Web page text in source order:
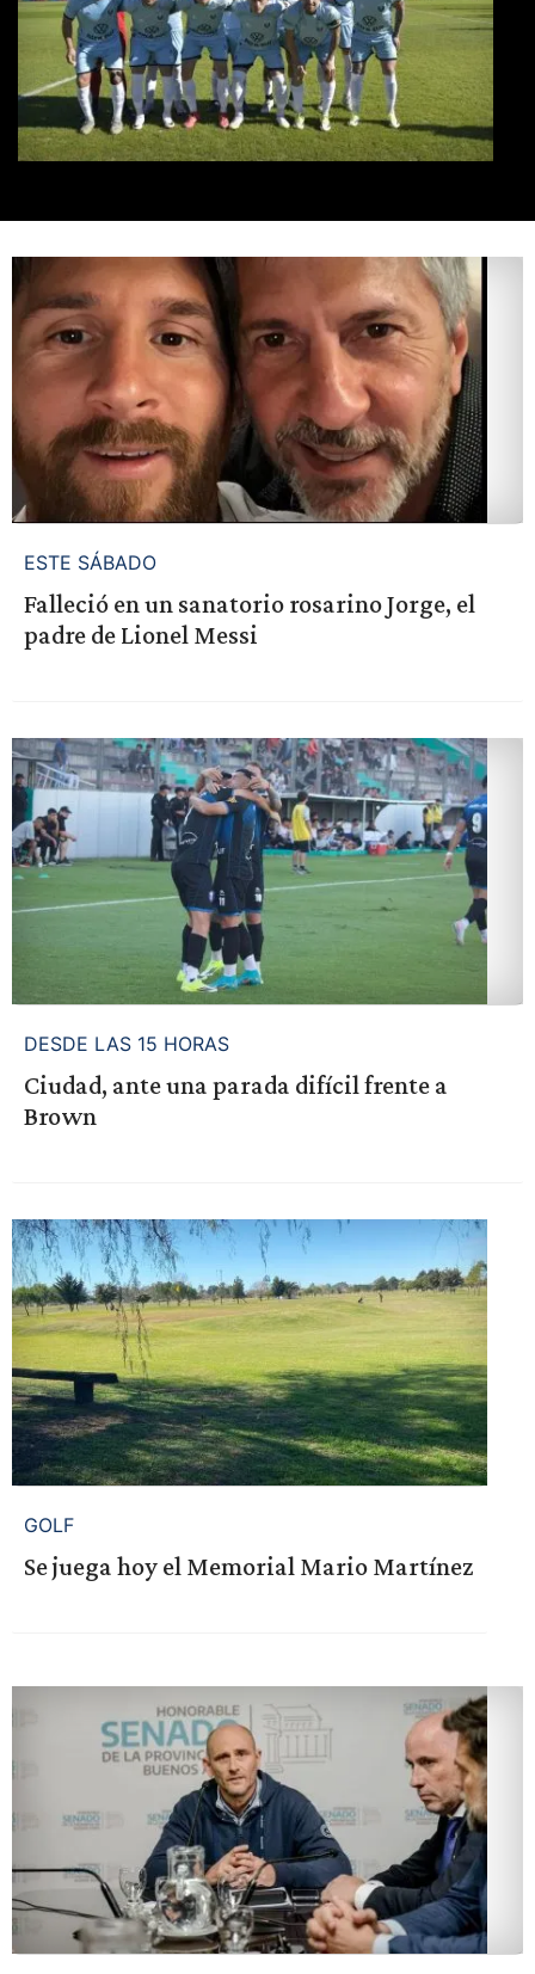
ESTE SÁBADO
Falleció en un sanatorio rosarino Jorge, el
padre de Lionel Messi
DESDE LAS 15 HORAS
Ciudad, ante una parada difícil frente a
Brown
GOLF
Se juega hoy el Memorial Mario Martínez